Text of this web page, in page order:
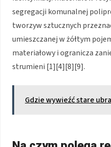
segregacji komunalnej
tworzyw sztucznych
umieszczanej w żółtym
materiałowy i ogranicza
strumieni [1][4][8][9].
Gdzie wywieźć stare